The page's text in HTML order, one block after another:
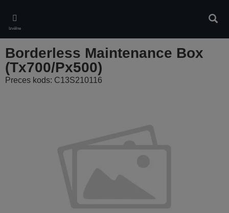
main
content
Izvēlne
Borderless Maintenance Box
(Tx700/Px500)
Preces kods: C13S210116